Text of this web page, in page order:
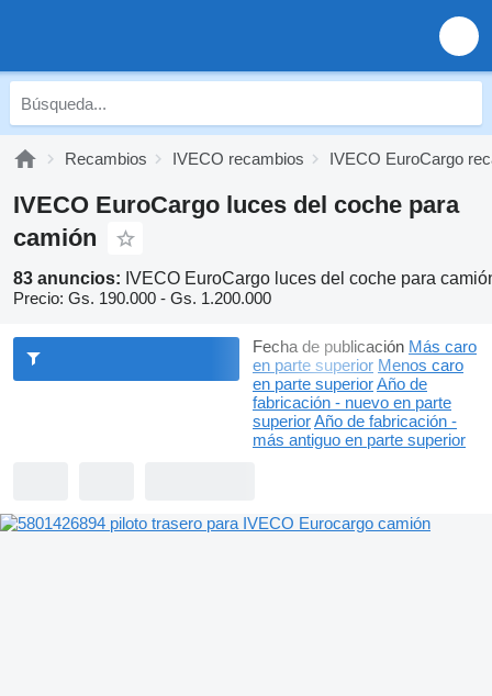
Recambios IVECO recambios IVECO EuroCargo
IVECO EuroCargo luces del coche para
camión
83 anuncios: IVECO EuroCargo luces del coche para
Precio: Gs. 190.000 - Gs. 1.200.000
Fecha de publicación Más caro
en parte superior Menos caro
en parte superiorAño de
fabricación - nuevo en parte
superiorAño de fabricación -
más antiguo en parte superior